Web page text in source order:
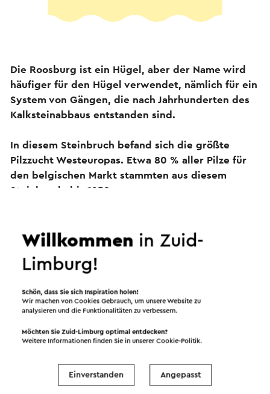
Die Roosburg ist ein Hügel, aber der Name wird
häufiger für den Hügel verwendet, nämlich für ein
System von Gängen, die nach Jahrhunderten des
Kalksteinabbaus entstanden sind.
In diesem Steinbruch befand sich die größte
Pilzzucht Westeuropas. Etwa 80 % aller Pilze für
den belgischen Markt stammten aus diesem
Steinbruch, bis 1958…
Weihnachten am 23. Dezember wie jedes Jahr eine
Während rund 120 Menschen unterirdisch Pilze
Achtzehn Menschen kamen während der
Roosburg-Katastrophe im Steinbruch ums Leben,
woraufhin die Pilzfarm endgültig geschlossen
Werkstätten hinterließen im nahe gelegenen Dorf
Zichen eine große Narbe.
Weiter lesen
Routen in der Region
Willkommen in Zuid-
Limburg!
Schön, dass Sie sich Inspiration holen!
Wir machen von Cookies Gebrauch, um unsere Website zu
analysieren und die Funktionalitäten zu verbessern.
Möchten Sie Zuid-Limburg optimal entdecken?
Weitere Informationen finden Sie in unsererCookie-Politik.
Einverstanden Angepasst